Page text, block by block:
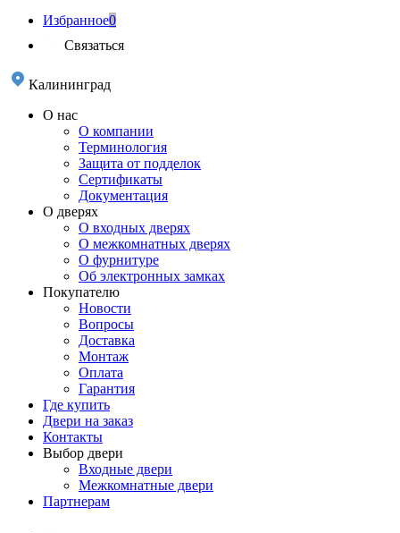
Избранное0
Связаться
Калининград
О нас
О компании
Терминология
Защита от подделок
Сертификаты
Документация
О дверях
О входных дверях
О межкомнатных дверях
О фурнитуре
Об электронных замках
Покупателю
Новости
Вопросы
Доставка
Монтаж
Оплата
Гарантия
Где купить
Двери на заказ
Контакты
Выбор двери
Входные двери
Межкомнатные двери
Партнерам